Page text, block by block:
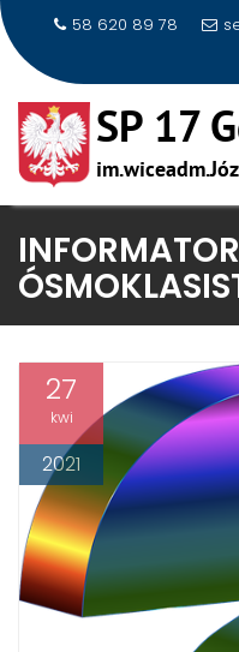
content
58 620 89 78
27
kwi
2021